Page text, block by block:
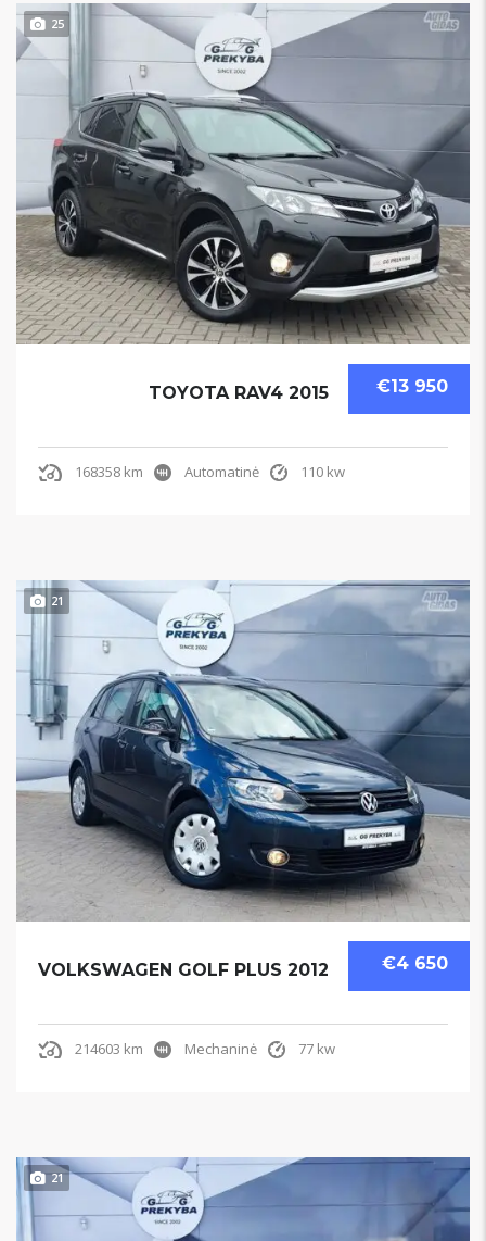
25
€13 950
TOYOTA RAV4 2015
168358 km Automatinė 110 kw
21
€4 650
VOLKSWAGEN GOLF PLUS 2012
214603 km Mechaninė 77 kw
21